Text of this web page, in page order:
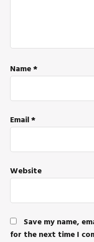
Name*
Email*
Website
Save my name,
for the next time I